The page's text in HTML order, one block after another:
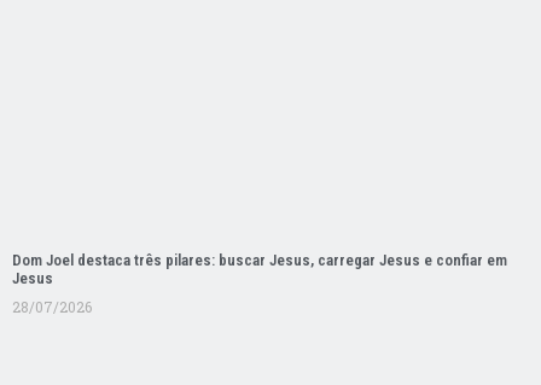
Dom Joel destaca três pilares: buscar Jesus, carregar Jesus e confiar em
Jesus
28/07/2026